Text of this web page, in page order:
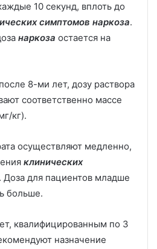
10 секунд, вплоть до
симптомов наркоза.
наркоза остается на
8-ми лет, дозу раствора
соответственно массе
кг).
осуществляют медленно,
клинических
. Доза для пациентов младше
больше.
квалифицированным по 3
назначение